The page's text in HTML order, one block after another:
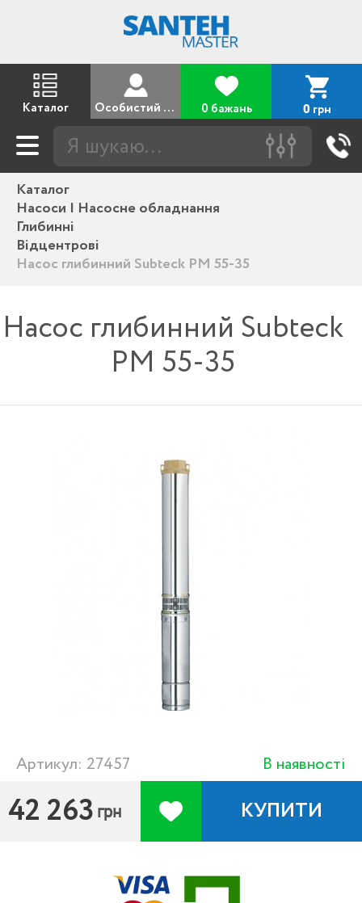
Каталог Особистий кабінет 0 бажань 0 грн
Каталог
Насоси | Насосне обладнання
Глибинні
Відцентрові
Насос глибинний Subteck PM 55-35
Насос глибинний Subteck
PM 55-35
Артикул: 27457 В наявності
42 263 грн КУПИТИ